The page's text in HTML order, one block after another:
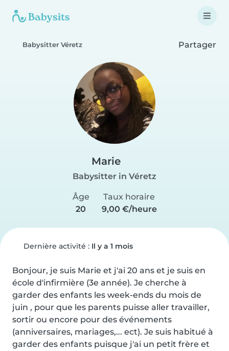
Babysitter Véretz Partager
Marie
Babysitter in Véretz
Âge
20
Taux horaire
9,00 €/heure
Dernière activité : Il y a 1 mois
Bonjour, je suis Marie et j'ai 20 ans et je suis en
école d'infirmière (3e année). Je cherche à
garder des enfants les week-ends du mois de
juin , pour que les parents puisse aller travailler,
sortir ou encore pour des événements
(anniversaires, mariages,... ect). Je suis habitué à
garder des enfants puisque j'ai un petit frère et